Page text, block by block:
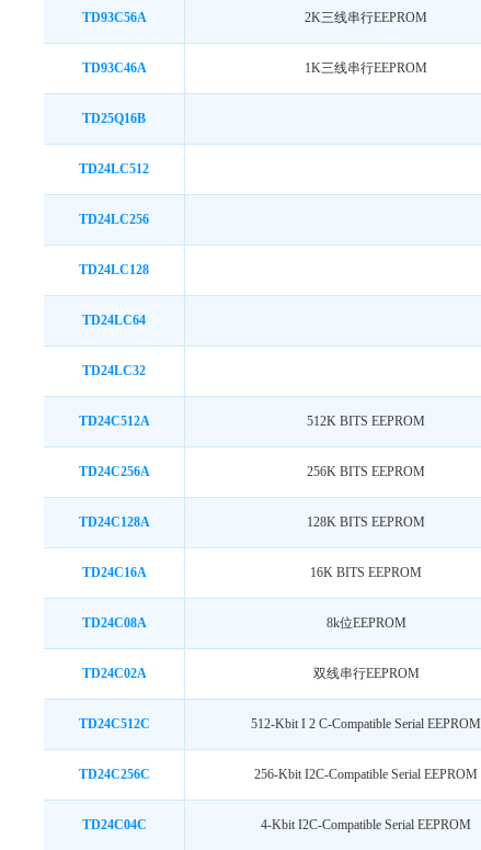
TD93C56A 2K三线串行EEPROM
TD93C46A 1K三线串行EEPROM
TD25Q16B
TD24LC512
TD24LC256
TD24LC128
TD24LC64
TD24LC32
TD24C512A 512K BITS EEPROM
TD24C256A 256K BITS EEPROM
TD24C128A 128K BITS EEPROM
TD24C16A 16K BITS EEPROM
TD24C08A 8k位EEPROM
TD24C02A 双线串行EEPROM
TD24C512C 512-Kbit I 2 C-Compatible Serial EEPROM
TD24C256C 256-Kbit I2C-Compatible Serial EEPROM
TD24C04C 4-Kbit I2C-Compatible Serial EEPROM